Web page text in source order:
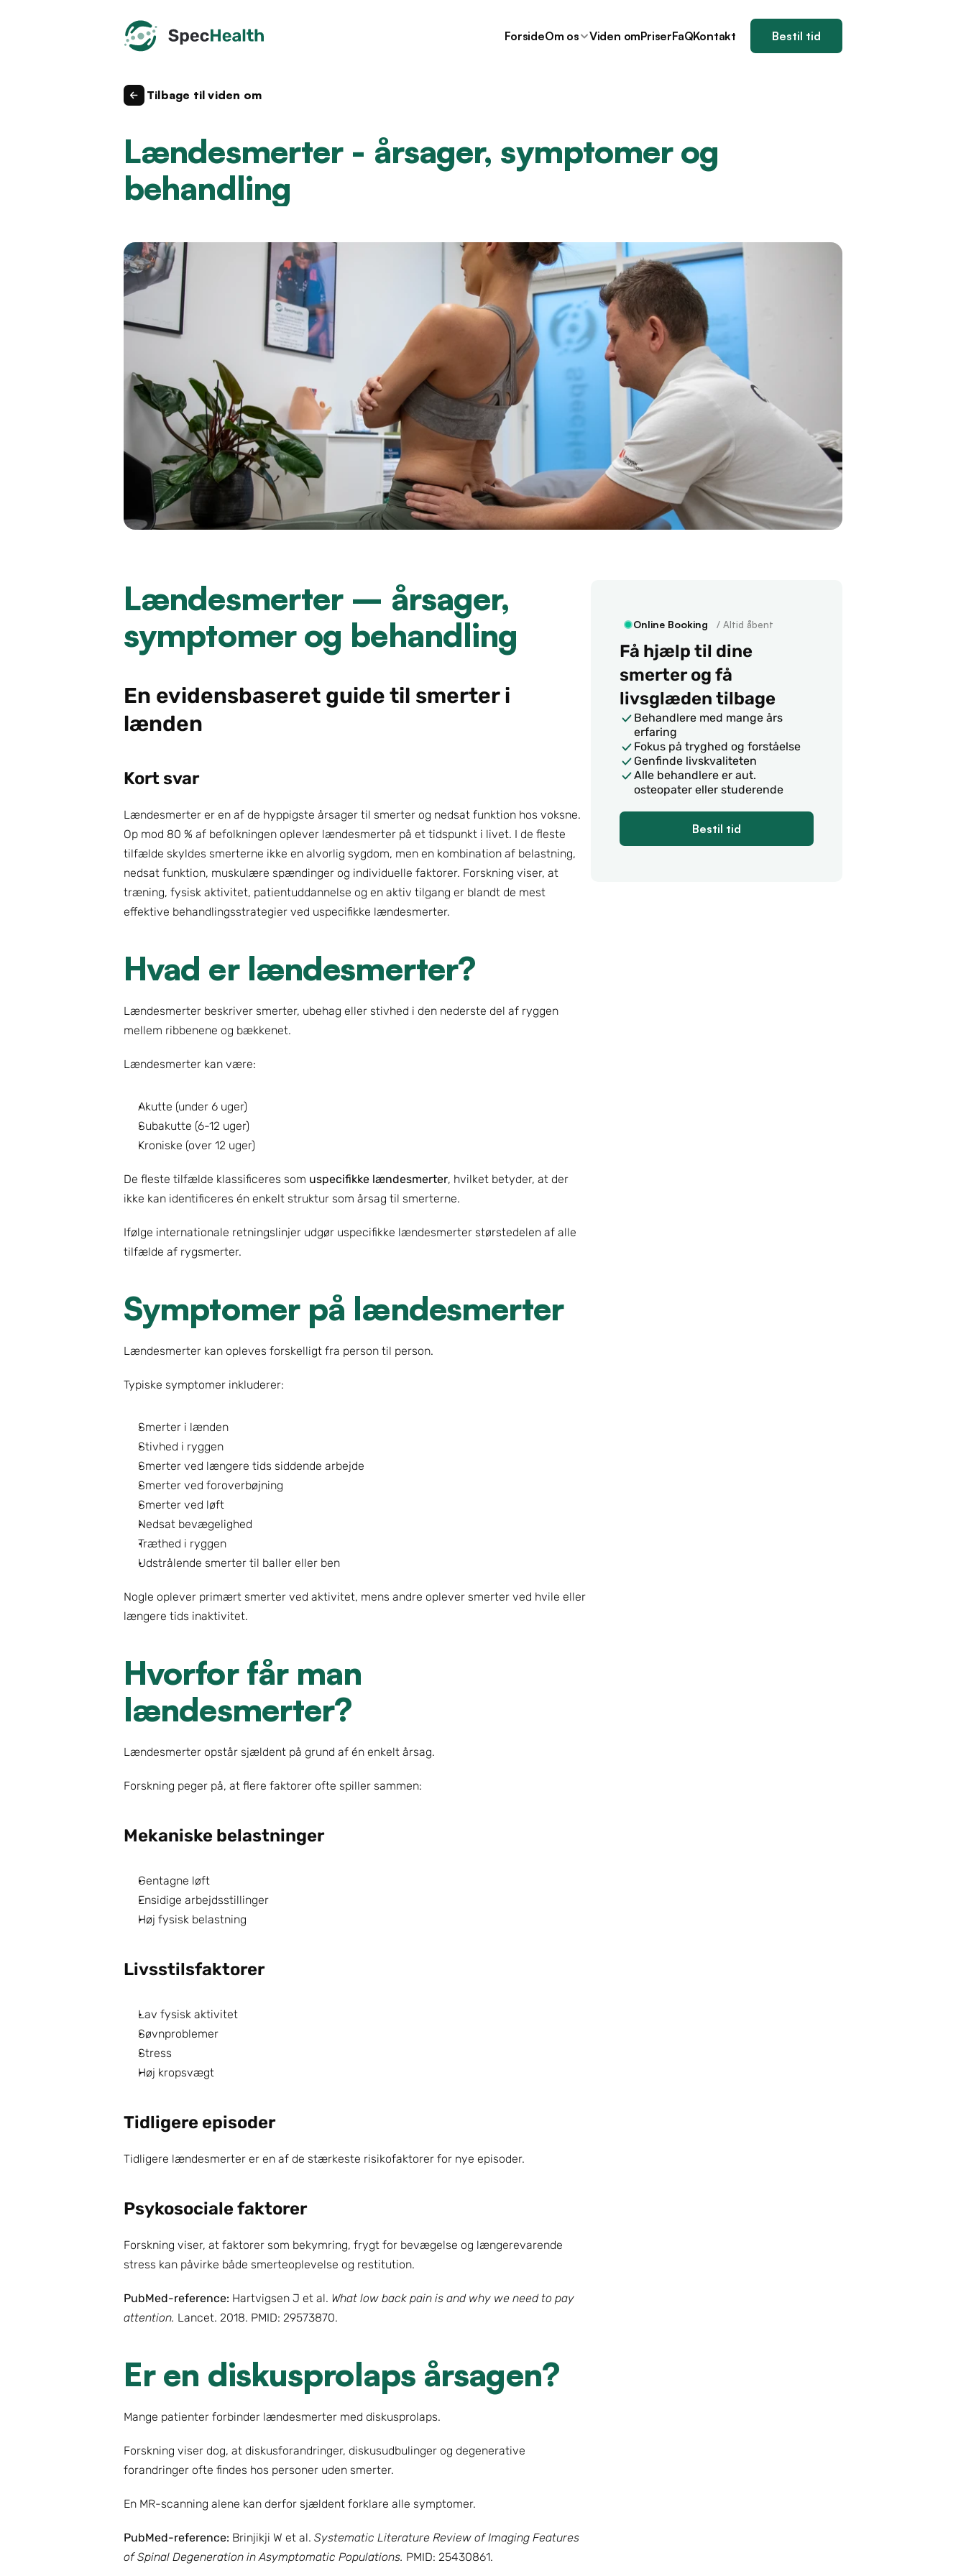
ForsideOm os Viden omPriserFaQKontakt Bestil tid
Tilbage til viden om
Lændesmerter - årsager, symptomer og
behandling
Lændesmerter – årsager,
symptomer og behandling
En evidensbaseret guide til smerter i
lænden
Kort svar
Lændesmerter er en af de hyppigste årsager til smerter og nedsat funktion hos voksne.
Op mod 80 % af befolkningen oplever lændesmerter på et tidspunkt i livet. I de fleste
tilfælde skyldes smerterne ikke en alvorlig sygdom, men en kombination af belastning,
nedsat funktion, muskulære spændinger og individuelle faktorer. Forskning viser, at
træning, fysisk aktivitet, patientuddannelse og en aktiv tilgang er blandt de mest
effektive behandlingsstrategier ved uspecifikke lændesmerter.
Hvad er lændesmerter?
Lændesmerter beskriver smerter, ubehag eller stivhed i den nederste del af ryggen
mellem ribbenene og bækkenet.
Lændesmerter kan være:
Akutte (under 6 uger)
Subakutte (6-12 uger)
Kroniske (over 12 uger)
De fleste tilfælde klassificeres som uspecifikke lændesmerter, hvilket betyder, at der
ikke kan identificeres én enkelt struktur som årsag til smerterne.
Ifølge internationale retningslinjer udgør uspecifikke lændesmerter størstedelen af alle
tilfælde af rygsmerter.
Symptomer på lændesmerter
Lændesmerter kan opleves forskelligt fra person til person.
Typiske symptomer inkluderer:
Smerter i lænden
Stivhed i ryggen
Smerter ved længere tids siddende arbejde
Smerter ved foroverbøjning
Smerter ved løft
Nedsat bevægelighed
Træthed i ryggen
Udstrålende smerter til baller eller ben
Nogle oplever primært smerter ved aktivitet, mens andre oplever smerter ved hvile eller
længere tids inaktivitet.
Hvorfor får man
lændesmerter?
Lændesmerter opstår sjældent på grund af én enkelt årsag.
Forskning peger på, at flere faktorer ofte spiller sammen:
Mekaniske belastninger
Gentagne løft
Ensidige arbejdsstillinger
Høj fysisk belastning
Livsstilsfaktorer
Lav fysisk aktivitet
Søvnproblemer
Stress
Høj kropsvægt
Tidligere episoder
Tidligere lændesmerter er en af de stærkeste risikofaktorer for nye episoder.
Psykosociale faktorer
Forskning viser, at faktorer som bekymring, frygt for bevægelse og længerevarende
stress kan påvirke både smerteoplevelse og restitution.
PubMed-reference: Hartvigsen J et al. What low back pain is and why we need to pay
attention. Lancet. 2018. PMID: 29573870.
Er en diskusprolaps årsagen?
Mange patienter forbinder lændesmerter med diskusprolaps.
Forskning viser dog, at diskusforandringer, diskusudbulinger og degenerative
forandringer ofte findes hos personer uden smerter.
En MR-scanning alene kan derfor sjældent forklare alle symptomer.
PubMed-reference: Brinjikji W et al. Systematic Literature Review of Imaging Features
of Spinal Degeneration in Asymptomatic Populations. PMID: 25430861.
Online Booking
   / Altid åbent
Få hjælp til dine
smerter og få
livsglæden tilbage
Behandlere med mange års
erfaring
Fokus på tryghed og forståelse
Genfinde livskvaliteten
Alle behandlere er aut.
osteopater eller studerende
Bestil tid